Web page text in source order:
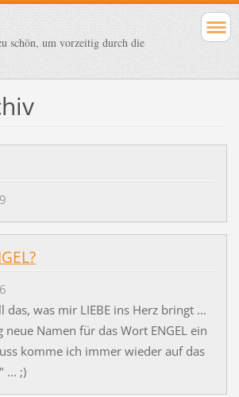
schön, um vorzeitig durch die
das, was mir LIEBE ins Herz bringt ...
Namen für das Wort ENGEL ein
komme ich immer wieder auf das
... ;)